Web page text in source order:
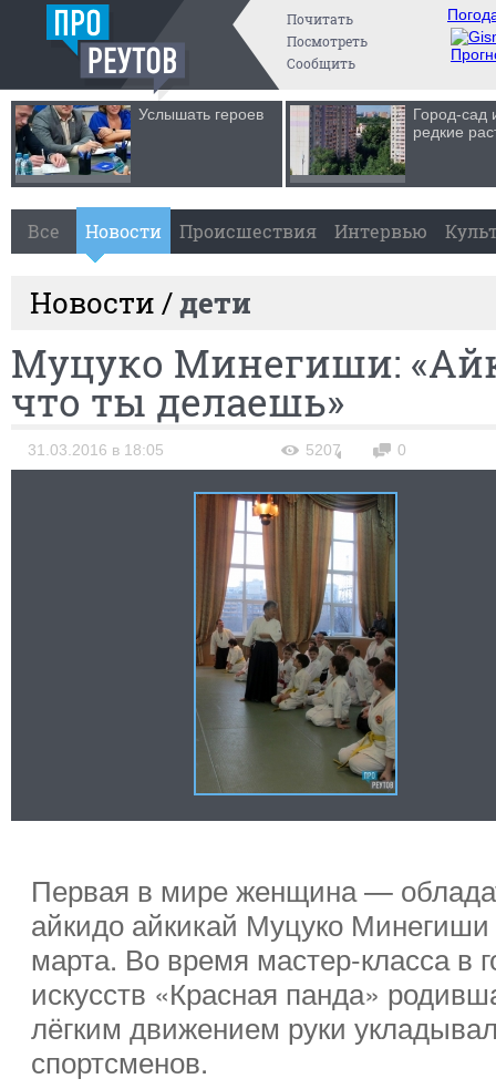
Почитать
Посмотреть
Сообщить
Услышать героев
Город-сад
редкие
Все Новости Происшествия Интервью
Новости /дети
Муцуко Минегиши:
что ты делаешь»
31.03.2016 в 18:05 5207 0
Первая в мире женщина —
айкидо айкикай Муцуко
марта. Во время мастер-класса в
искусств «Красная панда»
лёгким движением руки
спортсменов.